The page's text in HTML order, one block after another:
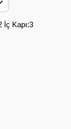
İç Kapı:3